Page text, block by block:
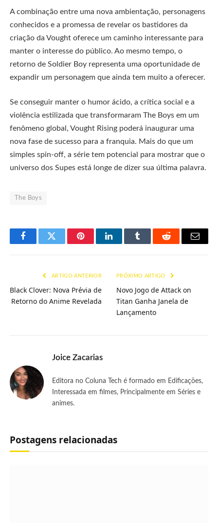
A combinação entre uma nova ambientação, personagens
conhecidos e a promessa de revelar os bastidores da
criação da Vought oferece um caminho interessante para
manter o interesse do público. Ao mesmo tempo, o
retorno de Soldier Boy representa uma oportunidade de
expandir um personagem que ainda tem muito a oferecer.
Se conseguir manter o humor ácido, a crítica social e a
violência estilizada que transformaram The Boys em um
fenômeno global, Vought Rising poderá inaugurar uma
nova fase de sucesso para a franquia. Mais do que um
simples spin-off, a série tem potencial para mostrar que o
universo dos Supes está longe de dizer sua última palavra.
The Boys
FacebookTwitter PinterestLinkedInTumblr Reddit
E-
ARTIGO ANTERIOR
Black Clover: Nova Prévia de
Retorno do Anime Revelada
PRÓXIMO ARTIGO
Novo Jogo de Attack on
Titan Ganha Janela de
Lançamento
Joice Zacarias
Editora no Coluna Tech é formado em Edificações,
Interessada em filmes, Principalmente em Séries e
animes.
Postagens relacionadas